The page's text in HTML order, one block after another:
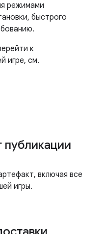
режимами
быстрого
к
игре, см.
включая все
игры.